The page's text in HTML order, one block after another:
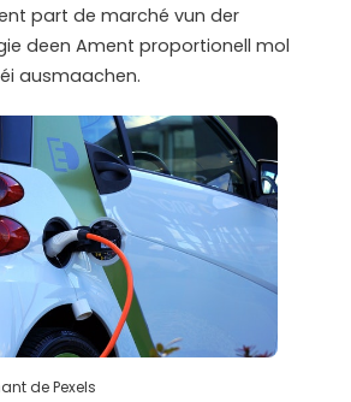
part de marché vun der
deen Ament proportionell mol
ausmaachen.
de Pexels